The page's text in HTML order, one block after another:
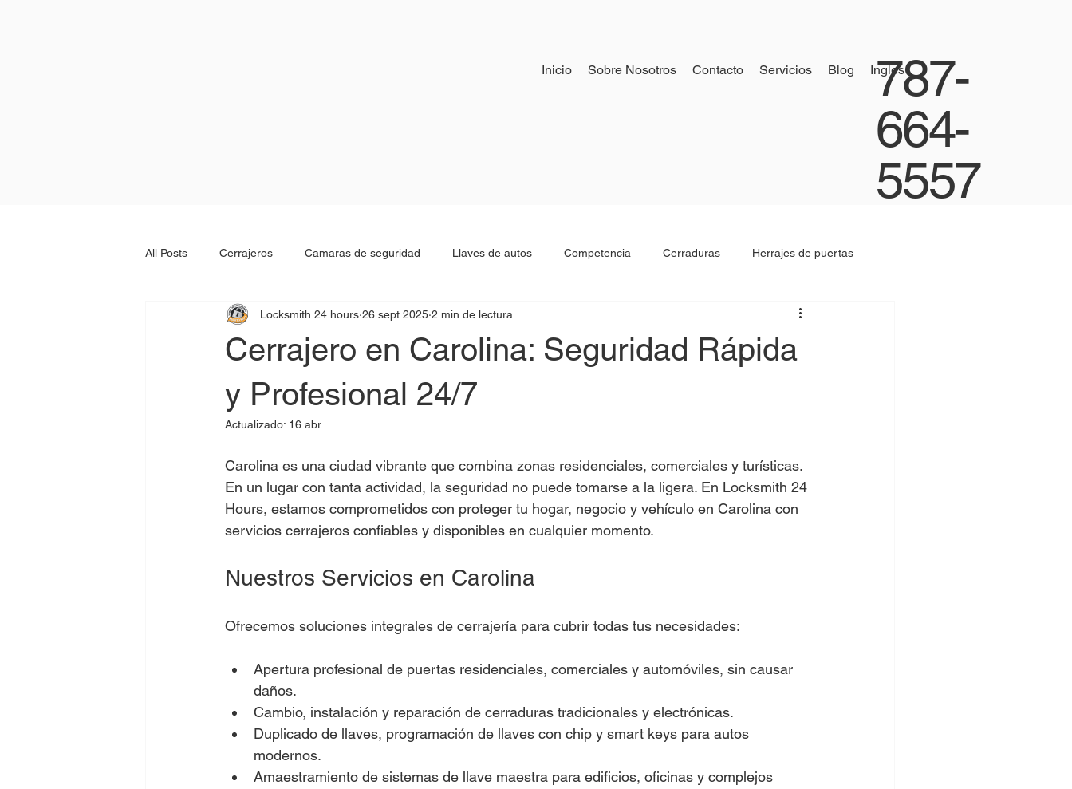
Inicio Sobre Nosotros Contacto Servicios Blog Ingles
787-
664-
5557
All Posts Cerrajeros Camaras de seguridad Llaves de autos Competencia Cerraduras Herrajes de puertas
Locksmith 24 hours Abrir autos Historia cerrajeria
Cerrajero en Carolina: Seguridad Rápida
y Profesional 24/7
Locksmith 24 hours 26 sept 2025 2 min de lectura
Actualizado: 16 abr
Carolina es una ciudad vibrante que combina zonas residenciales, comerciales y turísticas.
En un lugar con tanta actividad, la seguridad no puede tomarse a la ligera. En Locksmith 24
Hours, estamos comprometidos con proteger tu hogar, negocio y vehículo en Carolina con
servicios cerrajeros confiables y disponibles en cualquier momento.
Nuestros Servicios en Carolina
Ofrecemos soluciones integrales de cerrajería para cubrir todas tus necesidades:
Apertura profesional de puertas residenciales, comerciales y automóviles, sin causar
daños.
Cambio, instalación y reparación de cerraduras tradicionales y electrónicas.
Duplicado de llaves, programación de llaves con chip y smart keys para autos
modernos.
Amaestramiento de sistemas de llave maestra para edificios, oficinas y complejos